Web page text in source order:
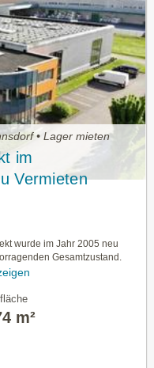
• Lager mieten
im
Vermieten
wurde im Jahr 2005 neu
Gesamtzustand.
m²